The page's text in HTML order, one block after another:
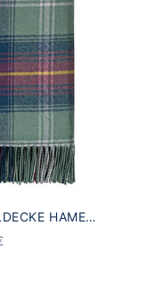
HAME
GRÜN